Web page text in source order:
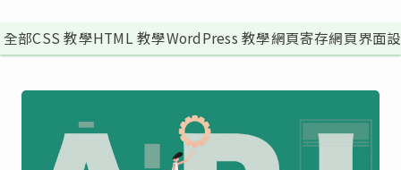
全部CSS 教學HTML 教學WordPress 教學網頁寄存網頁界面